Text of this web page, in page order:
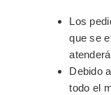
Los
que se
Debido
todo el